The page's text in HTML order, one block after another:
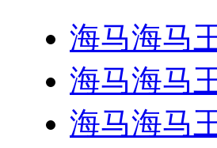
海马海马
海马海马
海马海马